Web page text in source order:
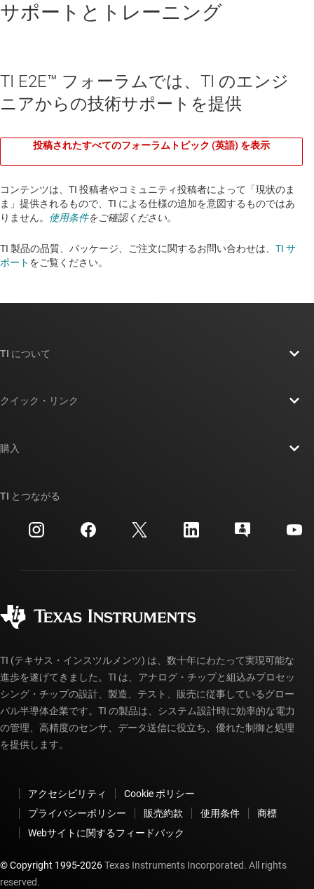
サポートとトレーニング
TI E2E™ フォーラムでは、TI のエンジ
ニアからの技術サポートを提供
投稿されたすべてのフォーラムトピック (英語) を表示
コンテンツは、TI 投稿者やコミュニティ投稿者によって「現状のま
ま」提供されるもので、TI による仕様の追加を意図するものではあ
りません。 使用条件をご確認ください。
TI 製品の品質、パッケージ、ご注文に関するお問い合わせは、 TI サ
ポート をご覧ください。​​​​​​​​​​​​​​
TI について
投資家向け情報
製造
クイック・リンク
クロスリファレンス検索
カスタマー・サポート・センター
myTI アカウントの FAQ
購入
ご注文に関する FAQ
TI とつながる
TI (テキサス・インスツルメンツ) は、数十年にわたって実現可能な
進歩を遂げてきました。TI は、アナログ・チップと組込みプロセッ
シング・チップの設計、製造、テスト、販売に従事しているグロー
バル半導体企業です。TI の製品は、システム設計時に効率的な電力
の管理、高精度のセンサ、データ送信に役立ち、優れた制御と処理
を提供します。
アクセシビリティ
Cookie ポリシー
プライバシーポリシー
販売約款 使用条件
商標
Webサイトに関するフィードバック
© Copyright 1995-2026Texas Instruments Incorporated. All rights
reserved.